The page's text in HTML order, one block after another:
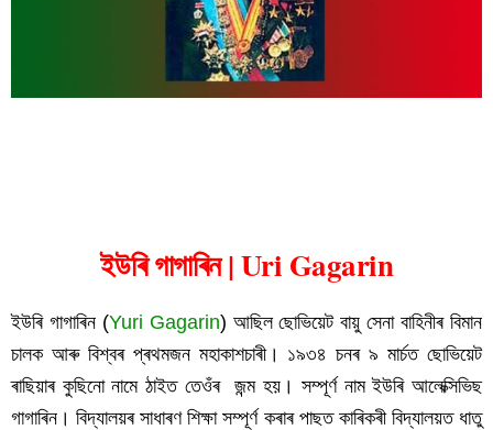
ইউৰি গাগাৰিন | Uri Gagarin
ইউৰি গাগাৰিন (Yuri Gagarin) আছিল ছোভিয়েট বায়ু সেনা বাহিনীৰ বিমান
চালক আৰু বিশ্বৰ প্ৰথমজন মহাকাশচাৰী। ১৯৩৪ চনৰ ৯ মাৰ্চত ছোভিয়েট
ৰাছিয়াৰ কুছিনো নামে ঠাইত তেওঁৰ  জন্ম হয়। সম্পূৰ্ণ নাম ইউৰি আলেক্সিভিছ
গাগাৰিন। বিদ্যালয়ৰ সাধাৰণ শিক্ষা সম্পূৰ্ণ কৰাৰ পাছত কাৰিকৰী বিদ্যালয়ত ধাতু